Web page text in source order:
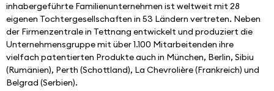
inhabergeführte Familienunternehmen ist weltweit mit 28
eigenen Tochtergesellschaften in 53 Ländern vertreten. Neben
der Firmenzentrale in Tettnang entwickelt und produziert die
Unternehmensgruppe mit über 1.100 Mitarbeitenden ihre
vielfach patentierten Produkte auch in München, Berlin, Sibiu
(Rumänien), Perth (Schottland), La Chevrolière (Frankreich) und
Belgrad (Serbien).